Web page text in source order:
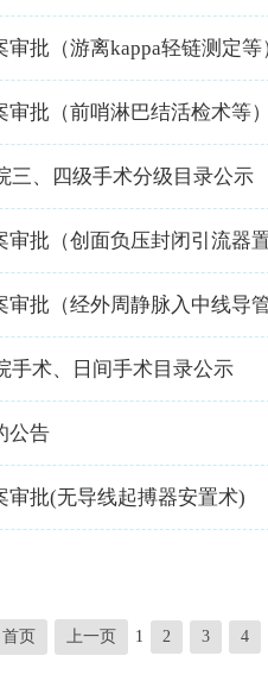
批（游离kappa轻链测定等
批（前哨淋巴结活检术等）
三、四级手术分级目录公示
批（创面负压封闭引流器置
批（经外周静脉入中线导管
手术、日间手术目录公示
公告
审批(无导线起搏器安置术)
首页 上一页 1 2 3 4